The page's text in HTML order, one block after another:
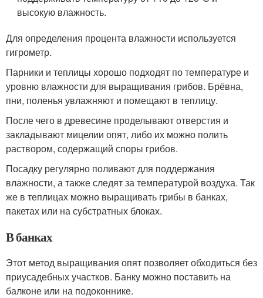
высокую влажность.
Для определения процента влажности используется
гигрометр.
Парники и теплицы хорошо подходят по температуре и
уровню влажности для выращивания грибов. Брёвна,
пни, поленья увлажняют и помещают в теплицу.
После чего в древесине проделывают отверстия и
закладывают мицелии опят, либо их можно полить
раствором, содержащий споры грибов.
Посадку регулярно поливают для поддержания
влажности, а также следят за температурой воздуха. Так
же в теплицах можно выращивать грибы в банках,
пакетах или на субстратных блоках.
В банках
Этот метод выращивания опят позволяет обходиться без
приусадебных участков. Банку можно поставить на
балконе или на подоконнике.